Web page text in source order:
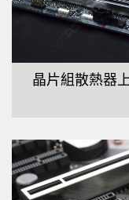
晶片組散熱器